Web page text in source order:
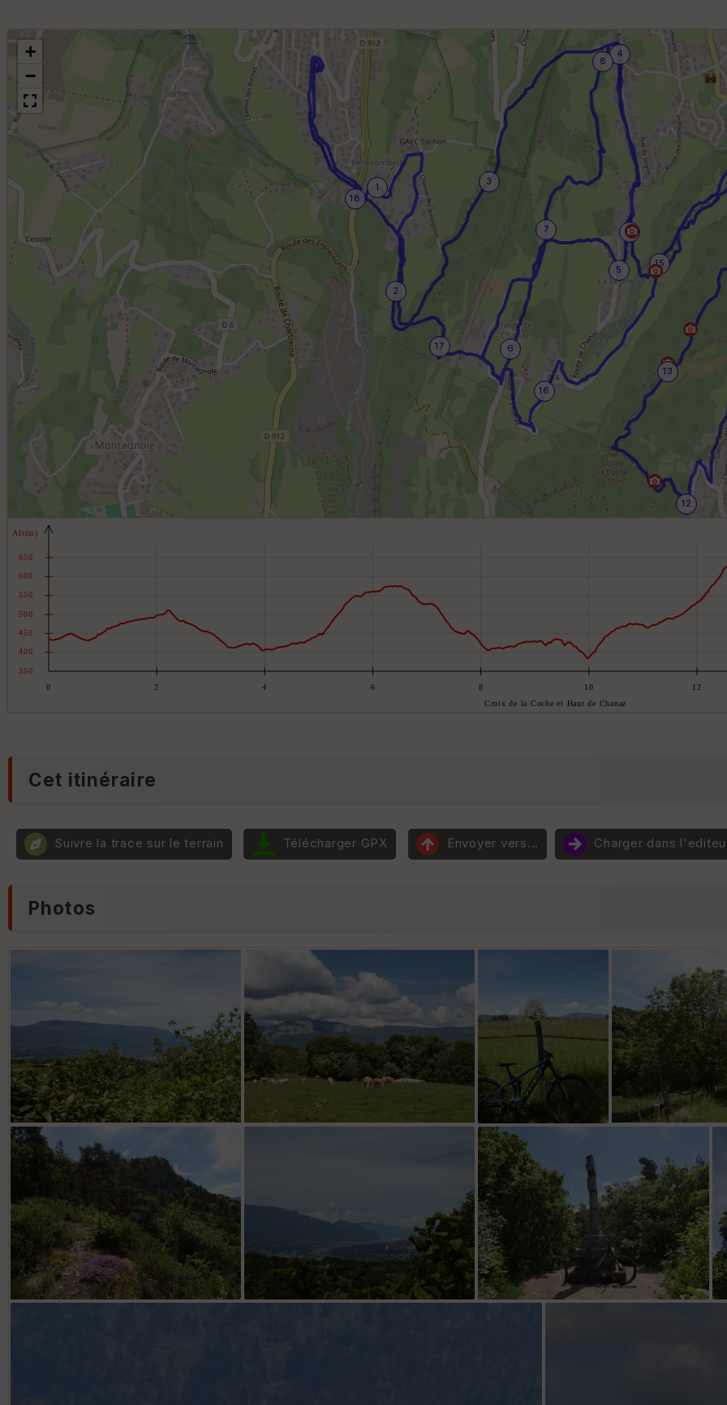
1
2
3
4
5
6
7
8
9
12
13
15
16
17
18
+
−
Cet itinéraire
Suivre la trace sur le terrain Télécharger GPX Envoyer vers... Charger dans
Photos